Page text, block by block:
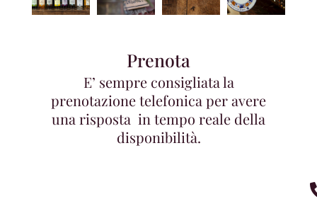
Prenota
E’ sempre consigliata la
prenotazione telefonica per avere
una risposta in tempo reale della
disponibilità.